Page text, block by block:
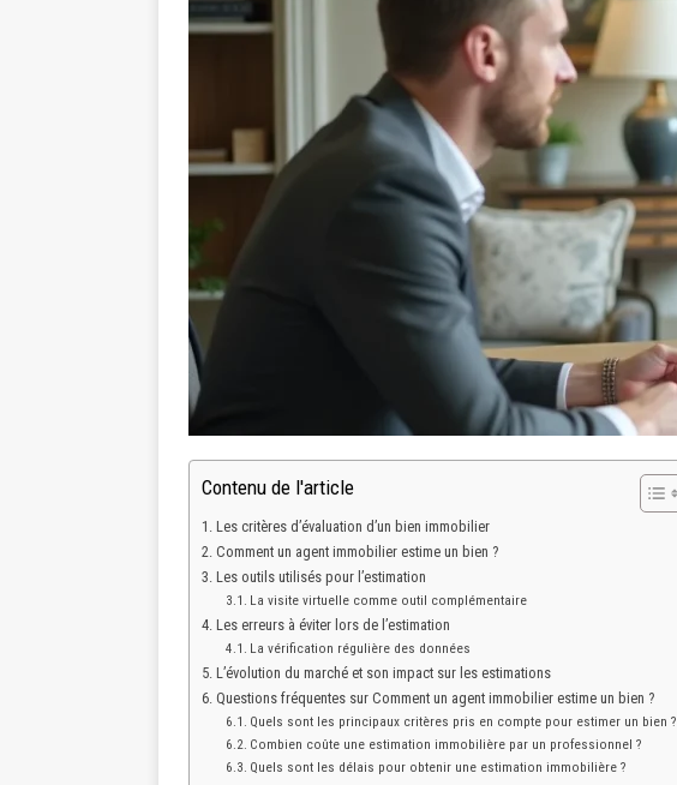
Contenu de l'article
Les critères d’évaluation d’un bien immobilier
Comment un agent immobilier estime un bien ?
Les outils utilisés pour l’estimation
La visite virtuelle comme outil complémentaire
Les erreurs à éviter lors de l’estimation
La vérification régulière des données
L’évolution du marché et son impact sur les estimations
Questions fréquentes sur Comment un agent immobilier estime un bien ?
Quels sont les principaux critères pris en compte pour estimer un bien ?
Combien coûte une estimation immobilière par un professionnel ?
Quels sont les délais pour obtenir une estimation immobilière ?